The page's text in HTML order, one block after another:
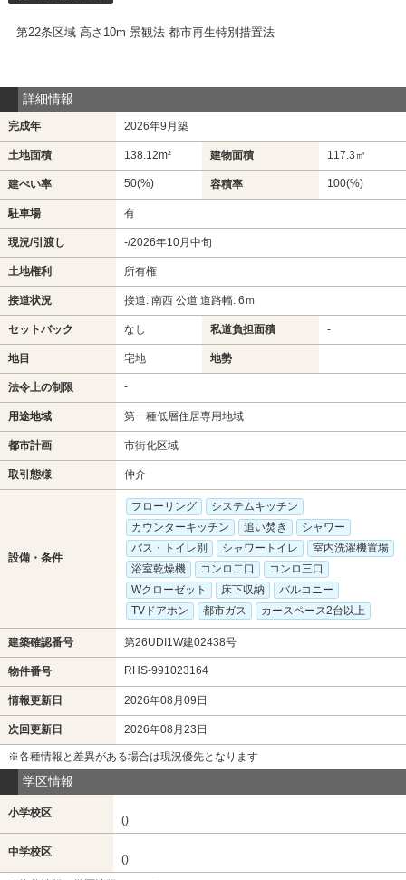
第22条区域 高さ10m 景観法 都市再生特別措置法
詳細情報
完成年 2026年9月築
土地面積 138.12m² 建物面積 117.3㎡
建ぺい率 50(%) 容積率 100(%)
駐車場 有
現況/引渡し -/2026年10月中旬
土地権利 所有権
接道状況 接道: 南西 公道 道路幅: 6ｍ
セットバック なし 私道負担面積 -
地目 宅地 地勢
法令上の制限 -
用途地域 第一種低層住居専用地域
都市計画 市街化区域
取引態様 仲介
設備・条件
フローリング
システムキッチン
カウンターキッチン
追い焚き
シャワー
バス・トイレ別
シャワートイレ
室内洗濯機置場
浴室乾燥機
コンロ二口
コンロ三口
Wクローゼット
床下収納
バルコニー
TVドアホン
都市ガス カースペース2台以上
建築確認番号 第26UDI1W建02438号
物件番号 RHS-991023164
情報更新日 2026年08月09日
次回更新日 2026年08月23日
※各種情報と差異がある場合は現況優先となります
学区情報
小学校区
()
中学校区
()